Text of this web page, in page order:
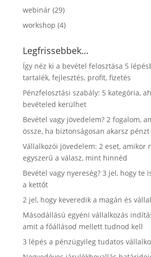
webinár(29)
workshop (4)
Legfrissebbek…
Így néz ki a bevétel felosztása 5
tartalék, fejlesztés, profit, fizetés
Pénzfelosztási szabály: 5 kategória,
bevételed kerülhet
Bevétel vagy jövedelem? 2 fogalom,
össze, ha biztonságosan akarsz
Vállalkozói jövedelem: 2 eset, amikor
egyszerű a válasz, mint hinnéd
Bevétel vagy nyereség? 3 jel, hogy te
a kettőt
2 jel, hogy keveredik a magán és
Másodállású egyéni vállalkozás
amit a főállásod mellett tudnod kell
3 lépés a pénzügyileg tudatos